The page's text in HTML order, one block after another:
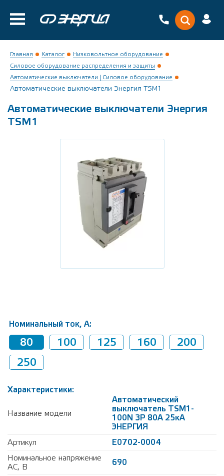
Главная Каталог
Низковольтное оборудование
Силовое оборудование распределения и защиты
Автоматические выключатели | Силовое оборудование
Автоматические выключатели Энергия TSM1
Автоматические выключатели Энергия
TSM1
Номинальный ток, А:
80 100 125 160
200
250
Характеристики:
Название модели
Автоматический
выключатель TSM1-
100N 3P 80A 25кА
ЭНЕРГИЯ
Артикул
Е0702-0004
Номинальное напряжение
АС, В
690